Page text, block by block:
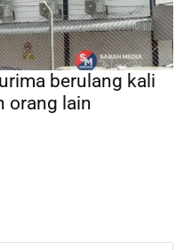
berulang kali
orang lain